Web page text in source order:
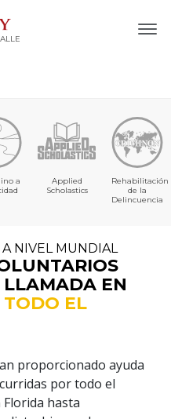
a
Applied
Scholastics
Rehabilitación
de la
Delincuencia
NIVEL MUNDIAL
LLAMADA EN
TODO EL
proporcionado ayuda
por todo el
hasta